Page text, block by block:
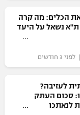
הכלים: מה קרה
נשאל על היעד
לעזיבה?
סכום העתק
לנאתכו